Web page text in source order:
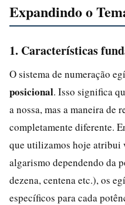
Expandindo o
1. Características
O sistema de numeração
posicional. Isso significa
a nossa, mas a maneira de
completamente diferente.
que utilizamos hoje atribui
algarismo dependendo da
dezena, centena etc.), os
específicos para cada